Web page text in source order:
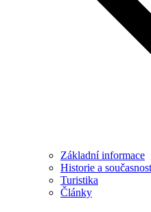
Základní informace
Historie a současnost
Turistika
Články